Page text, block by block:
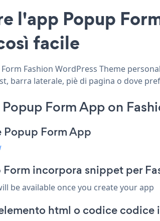
l'app Popup
facile
Fashion WordPress Theme
barra laterale, piè di pagina o dove
Form App on
Popup Form App
incorpora snippet per
be available once you create your app
html o codice codice